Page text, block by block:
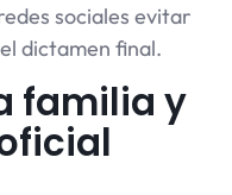
sociales evitar
dictamen final.
familia y